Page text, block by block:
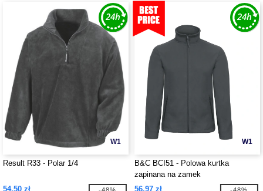
W1
Result R33 - Polar 1/4
54,50 zł
W1
B&C BCI51 - Polowa kurtka
zapinana na zamek
56,97 zł